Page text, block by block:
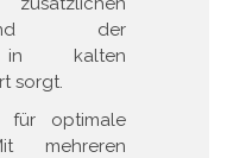
der
in kalten
sorgt.
für optimale
mehreren